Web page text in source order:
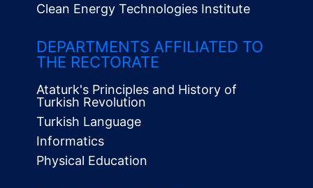
Menü
Clean Energy Technologies Institute
DEPARTMENTS AFFILIATED TO
THE RECTORATE
Ataturk's Principles and History of
Turkish Revolution
Turkish Language
Informatics
Physical Education